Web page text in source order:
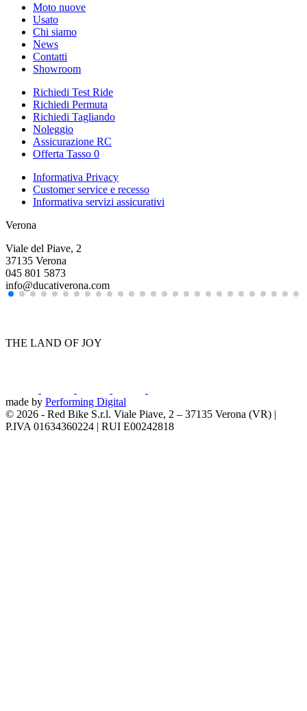
Moto nuove
Usato
Chi siamo
News
Contatti
Showroom
Richiedi Test Ride
Richiedi Permuta
Richiedi Tagliando
Noleggio
Assicurazione RC
Offerta Tasso 0
Informativa Privacy
Customer service e recesso
Informativa servizi assicurativi
Verona
Viale del Piave, 2
37135 Verona
045 801 5873
info@ducativerona.com
THE LAND OF JOY
made by Performing Digital
© 2026 - Red Bike S.r.l. Viale Piave, 2 – 37135 Verona (VR) |
P.IVA 01634360224 | RUI E00242818